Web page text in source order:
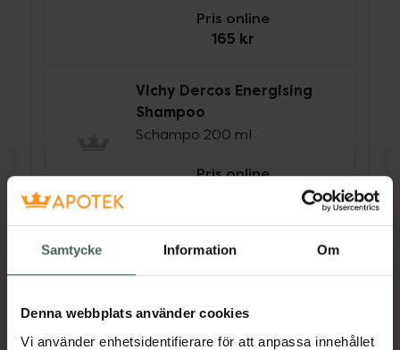
Samtycke Information Om
Denna webbplats använder cookies
Vi använder enhetsidentifierare för att anpassa innehållet
Pris online
165 kr
Vichy Dercos Energising
Shampoo
Schampo 200 ml
Pris online
Köp båda för:314 kr
Beskrivning Dölj